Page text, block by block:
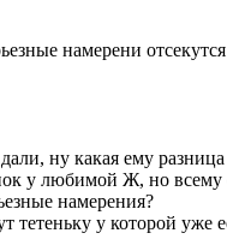
намерени
ну какая ему
у любимой Ж, но
намерения?
у которой уже